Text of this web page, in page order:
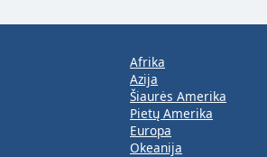
Afrika
Azija
Šiaurės Amerika
Pietų Amerika
Europa
Okeanija